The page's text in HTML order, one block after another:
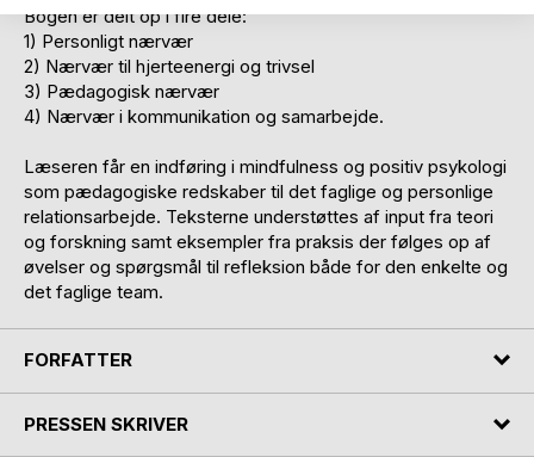
Bogen er delt op i fire dele:
1) Personligt nærvær
2) Nærvær til hjerteenergi og trivsel
3) Pædagogisk nærvær
4) Nærvær i kommunikation og samarbejde.
Læseren får en indføring i mindfulness og positiv psykologi
som pædagogiske redskaber til det faglige og personlige
relationsarbejde. Teksterne understøttes af input fra teori
og forskning samt eksempler fra praksis der følges op af
øvelser og spørgsmål til refleksion både for den enkelte og
det faglige team.
FORFATTER
PRESSEN SKRIVER